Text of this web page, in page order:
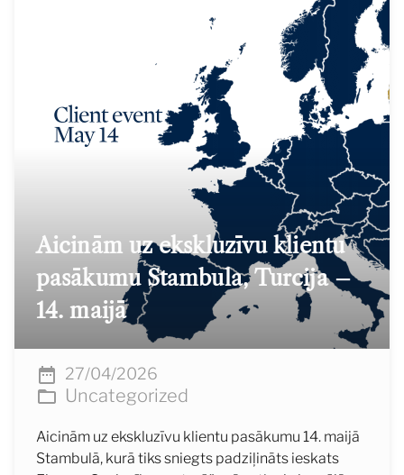
Aicinām uz ekskluzīvu klientu
pasākumu Stambula, Turcija –
14. maijā
27/04/2026
Uncategorized
Aicinām uz ekskluzīvu klientu pasākumu 14. maijā
Stambulā, kurā tiks sniegts padziļināts ieskats